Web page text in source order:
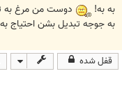
ت
به به!
دوست من مرغ به
به جوجه تبديل بشن
قفل شده